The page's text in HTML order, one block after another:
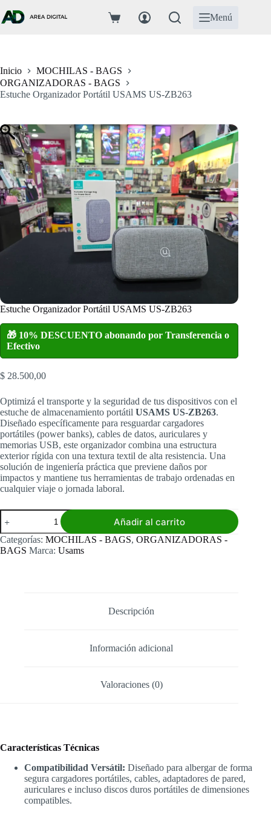
al
contenido
Carro
Menú
Inicio
MOCHILAS - BAGS
ORGANIZADORAS - BAGS
Estuche Organizador Portátil USAMS US-ZB263
Estuche Organizador Portátil USAMS US-ZB263
🎁 10% DESCUENTO abonando por Transferencia o
Efectivo
$ 28.500,00
Optimizá el transporte y la seguridad de tus dispositivos con el
estuche de almacenamiento portátil USAMS US-ZB263.
Diseñado específicamente para resguardar cargadores
portátiles (power banks), cables de datos, auriculares y
memorias USB, este organizador combina una estructura
exterior rígida con una textura textil de alta resistencia. Una
solución de ingeniería práctica que previene daños por
impactos y mantiene tus herramientas de trabajo ordenadas en
cualquier viaje o jornada laboral.
Estuche
Organizador
Portátil
USAMS
US-
Añadir al carrito
Categorías: MOCHILAS - BAGS, ORGANIZADORAS -
BAGS Marca: Usams
Descripción
Información adicional
Valoraciones (0)
Características Técnicas
Compatibilidad Versátil: Diseñado para albergar de forma
segura cargadores portátiles, cables, adaptadores de pared,
auriculares e incluso discos duros portátiles de dimensiones
compatibles.